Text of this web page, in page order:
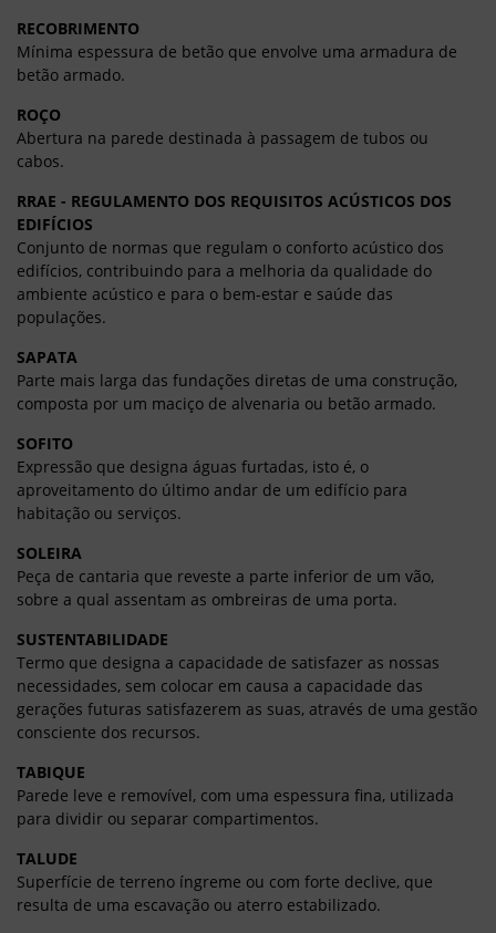
RECOBRIMENTO
Mínima espessura de betão que envolve uma armadura de
betão armado.
ROÇO
Abertura na parede destinada à passagem de tubos ou
cabos.
RRAE - REGULAMENTO DOS REQUISITOS ACÚSTICOS DOS
EDIFÍCIOS
Conjunto de normas que regulam o conforto acústico dos
edifícios, contribuindo para a melhoria da qualidade do
ambiente acústico e para o bem-estar e saúde das
populações.
SAPATA
Parte mais larga das fundações diretas de uma construção,
composta por um maciço de alvenaria ou betão armado.
SOFITO
Expressão que designa águas furtadas, isto é, o
aproveitamento do último andar de um edifício para
habitação ou serviços.
SOLEIRA
Peça de cantaria que reveste a parte inferior de um vão,
sobre a qual assentam as ombreiras de uma porta.
SUSTENTABILIDADE
Termo que designa a capacidade de satisfazer as nossas
necessidades, sem colocar em causa a capacidade das
gerações futuras satisfazerem as suas, através de uma gestão
consciente dos recursos.
TABIQUE
Parede leve e removível, com uma espessura fina, utilizada
para dividir ou separar compartimentos.
TALUDE
Superfície de terreno íngreme ou com forte declive, que
resulta de uma escavação ou aterro estabilizado.